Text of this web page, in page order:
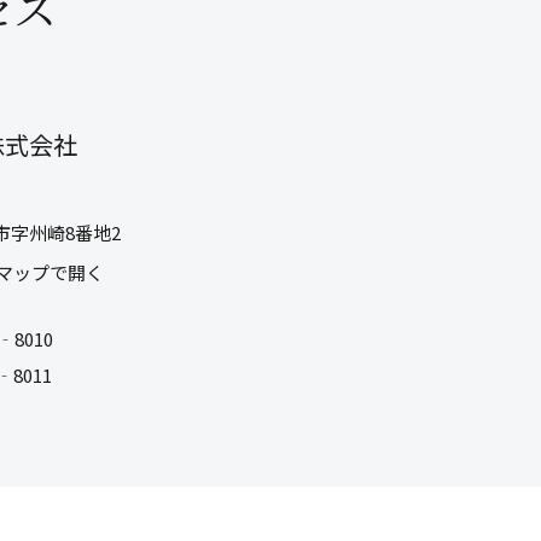
会社
字州崎8番地2
ップで開く